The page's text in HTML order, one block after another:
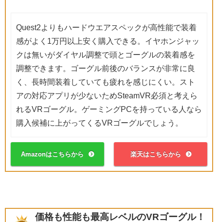
Quest2よりもハードウエアスペックが高性能で装着
感がよく1万円以上安く購入できる。イヤホンジャッ
クは無いがダイヤル調整で頭とゴーグルの装着感を
調整できます。ゴーグル前後のバランスが非常に良
く、長時間装着していても疲れを感じにくい。スト
アの対応アプリが少ないためSteamVR必須と考えら
れるVRゴーグル。ゲーミングPCを持っている人なら
購入候補に上がってくるVRゴーグルでしょう。
Amazonはこちらから 楽天はこちらから
価格も性能も最高レベルのVRゴーグル！